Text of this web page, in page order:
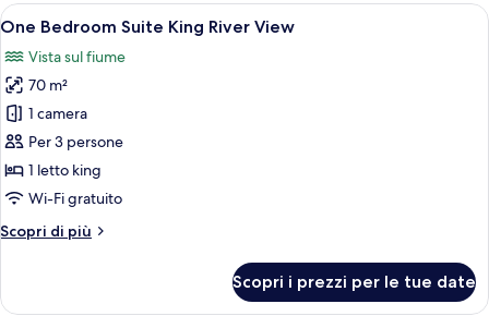
Apri
tutte
le
foto
per
One
Bedroom
Suite
River
Camera d'albergo moderna con un
21
One Bedroom Suite King River View
Vista sul fiume
70 m²
1 camera
Per 3 persone
1 letto king
Wi-Fi gratuito
Scopri di più
Altri
Bedroom
Scopri i prezzi per le tue date